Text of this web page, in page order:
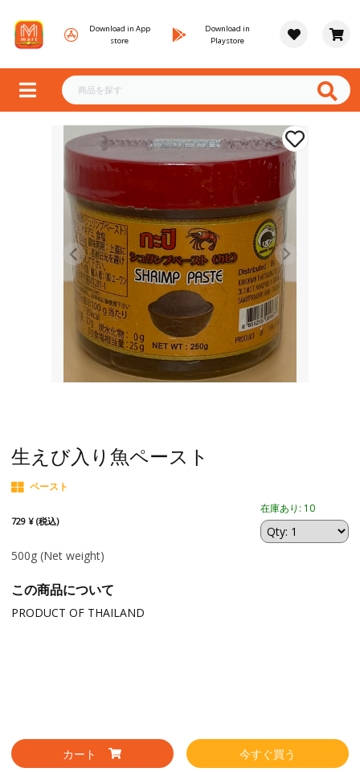
Download in App
store
Download in
Playstore
生えび入り魚ペースト
ペースト
729 ¥ (税込)
在庫あり: 10
500g (Net weight)
この商品について
PRODUCT OF THAILAND
カート 今すぐ買う